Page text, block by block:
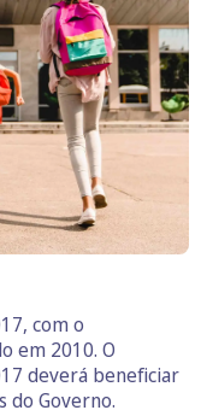
com o
em 2010. O
deverá beneficiar
do Governo.